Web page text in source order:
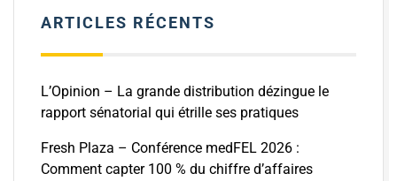
ARTICLES RÉCENTS
L’Opinion – La grande distribution dézingue le
rapport sénatorial qui étrille ses pratiques
Fresh Plaza – Conférence medFEL 2026 :
Comment capter 100 % du chiffre d’affaires